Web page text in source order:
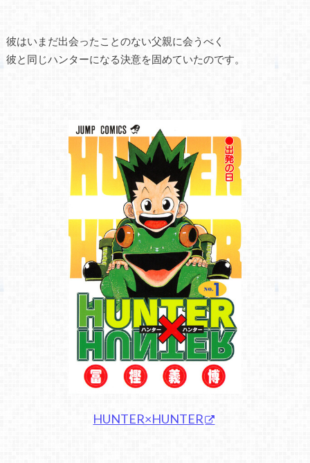
彼はいまだ出会ったことのない父親に会うべく
彼と同じハンターになる決意を固めていたのです。
HUNTER×HUNTER